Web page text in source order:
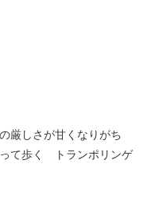
厳しさが甘くなりがち
て歩く トランポリンゲ